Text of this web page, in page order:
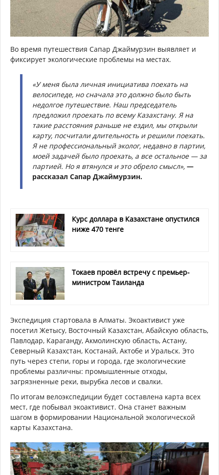
Во время путешествия Сапар Джаймурзин выявляет и
фиксирует экологические проблемы на местах.
«У меня была личная инициатива поехать на
велосипеде, но сначала это должно было быть
недолгое путешествие. Наш председатель
предложил проехать по всему Казахстану. Я на
такие расстояния раньше не ездил, мы открыли
карту, посчитали длительность и решили поехать.
Я не профессиональный эколог, недавно в партии,
моей задачей было проехать, а все остальное — за
партией. Но я втянулся и это обрело смысл», —
рассказал Сапар Джаймурзин.
Курс доллара в Казахстане опустился
ниже 470 тенге
Токаев провёл встречу с премьер-
министром Таиланда
Экспедиция стартовала в Алматы. Экоактивист уже
посетил Жетысу, Восточный Казахстан, Абайскую область,
Павлодар, Караганду, Акмолинскую область, Астану,
Северный Казахстан, Костанай, Актобе и Уральск. Это
путь через степи, горы и города, где экологические
проблемы различны: промышленные отходы,
загрязненные реки, вырубка лесов и свалки.
По итогам велоэкспедиции будет составлена карта всех
мест, где побывал экоактивист. Она станет важным
шагом в формировании Национальной экологической
карты Казахстана.